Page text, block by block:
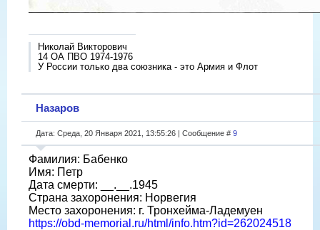
Николай Викторович
14 ОА ПВО 1974-1976
У России только два союзника - это Армия и Флот
Назаров
Дата: Среда, 20 Января 2021, 13:55:26 | Сообщение # 9
Фамилия: Бабенко
Имя: Петр
Дата смерти: __.__.1945
Страна захоронения: Норвегия
Место захоронения: г. Тронхейма-Ладемуен
https://obd-memorial.ru/html/info.htm?id=262024518